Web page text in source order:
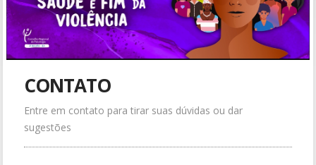
CONTATO
Entre em contato para tirar suas dúvidas ou dar
sugestões